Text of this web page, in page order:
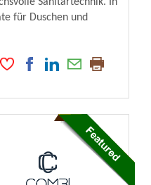
Sanitärtechnik. In
für Duschen und